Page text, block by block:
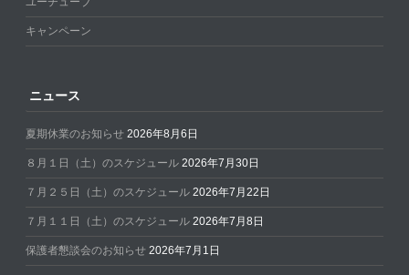
キャンペーン
ニュース
夏期休業のお知らせ 2026年8月6日
８月１日（土）のスケジュール 2026年7月30日
７月２５日（土）のスケジュール 2026年7月22日
７月１１日（土）のスケジュール 2026年7月8日
保護者懇談会のお知らせ 2026年7月1日